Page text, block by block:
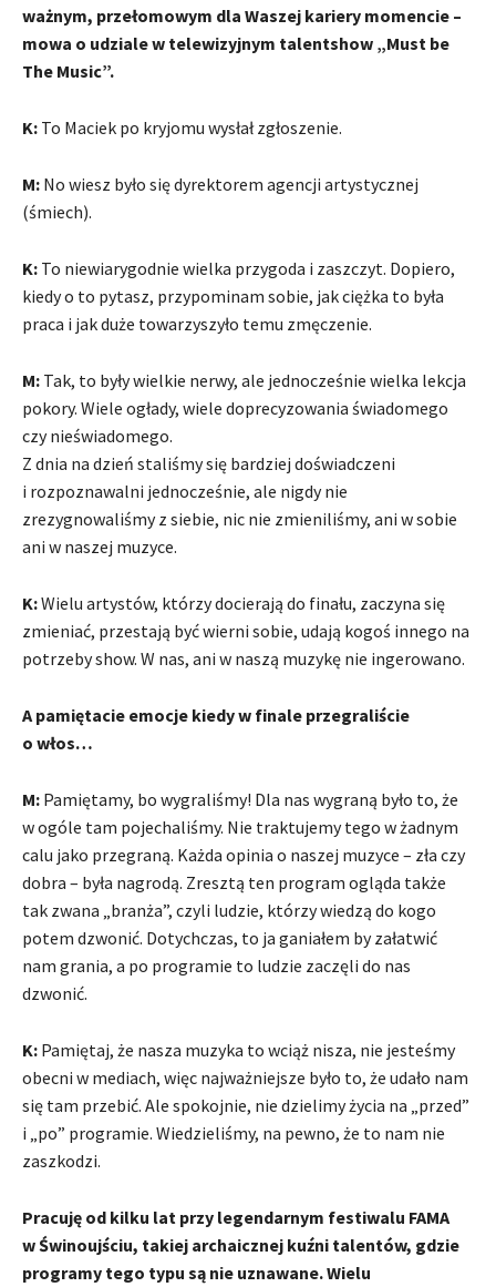
ważnym, przełomowym dla Waszej kariery momencie –
mowa o udziale w telewizyjnym talentshow „Must be
The Music”.
K: To Maciek po kryjomu wysłał zgłoszenie.
M: No wiesz było się dyrektorem agencji artystycznej
(śmiech).
K: To niewiarygodnie wielka przygoda i zaszczyt. Dopiero,
kiedy o to pytasz, przypominam sobie, jak ciężka to była
praca i jak duże towarzyszyło temu zmęczenie.
M: Tak, to były wielkie nerwy, ale jednocześnie wielka lekcja
pokory. Wiele ogłady, wiele doprecyzowania świadomego
czy nieświadomego.
Z dnia na dzień staliśmy się bardziej doświadczeni
i rozpoznawalni jednocześnie, ale nigdy nie
zrezygnowaliśmy z siebie, nic nie zmieniliśmy, ani w sobie
ani w naszej muzyce.
K:Wielu artystów, którzy docierają do finału, zaczyna się
zmieniać, przestają być wierni sobie, udają kogoś innego na
potrzeby show. W nas, ani w naszą muzykę nie ingerowano.
A pamiętacie emocje kiedy w finale przegraliście
o włos…
M: Pamiętamy, bo wygraliśmy! Dla nas wygraną było to, że
w ogóle tam pojechaliśmy. Nie traktujemy tego w żadnym
calu jako przegraną. Każda opinia o naszej muzyce – zła czy
dobra – była nagrodą. Zresztą ten program ogląda także
tak zwana „branża”, czyli ludzie, którzy wiedzą do kogo
potem dzwonić. Dotychczas, to ja ganiałem by załatwić
nam grania, a po programie to ludzie zaczęli do nas
dzwonić.
K: Pamiętaj, że nasza muzyka to wciąż nisza, nie jesteśmy
obecni w mediach, więc najważniejsze było to, że udało nam
się tam przebić. Ale spokojnie, nie dzielimy życia na „przed”
i „po” programie. Wiedzieliśmy, na pewno, że to nam nie
zaszkodzi.
Pracuję od kilku lat przy legendarnym festiwalu FAMA
w Świnoujściu, takiej archaicznej kuźni talentów, gdzie
programy tego typu są nie uznawane. Wielu